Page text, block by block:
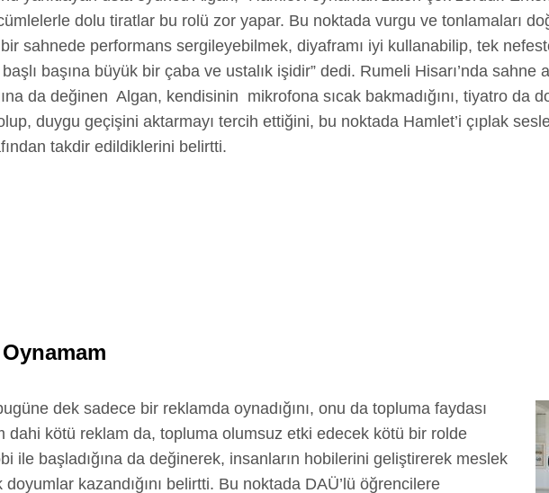
cümlelerle dolu tiratlar bu rolü zor yapar. Bu noktada vurgu ve tonlamaları
sahnede performans sergileyebilmek, diyaframı iyi kullanabilip, tek
başına büyük bir çaba ve ustalık işidir” dedi. Rumeli Hisarı’nda
da değinen Algan, kendisinin mikrofona sıcak bakmadığını, tiyatro da
duygu geçişini aktarmayı tercih ettiğini, bu noktada Hamlet’i çıplak
takdir edildiklerini belirtti.
dek sadece bir reklamda oynadığını, onu da topluma faydası
dahi kötü reklam da, topluma olumsuz etki edecek kötü bir rolde
ile başladığına da değinerek, insanların hobilerini geliştirerek meslek
kazandığını belirtti. Bu noktada DAÜ’lü öğrencilere